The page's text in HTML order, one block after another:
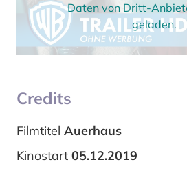
Daten von Dritt-
geladen.
Credits
Filmtitel Auerhaus
Kinostart 05.12.2019